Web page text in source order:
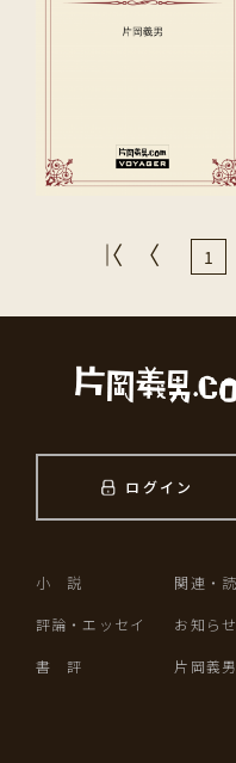
1
ログイン
小 説
評論・エッセイ
書 評
関連・
お知らせ
片岡義